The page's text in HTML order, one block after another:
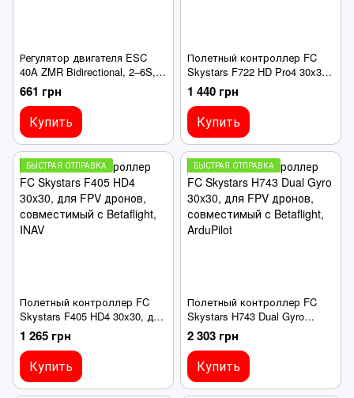
Регулятор двигателя ESC
40A ZMR Bidirectional, 2–6S,
SBEC 4A, с реверсом, для
водных и наземных дронов
661 грн
Купить
Полетный контроллер FC
Skystars F722 HD Pro4 30x30,
для FPV дронов,
совместимый с Betaflight,
INAV
1 440 грн
Купить
БЫСТРАЯ ОТПРАВКА
Полетный контроллер FC
Skystars F405 HD4 30x30, для
FPV дронов, совместимый с
Betaflight, INAV
1 265 грн
Купить
БЫСТРАЯ ОТПРАВКА
Полетный контроллер FC
Skystars H743 Dual Gyro
30x30, для FPV дронов,
совместимый с Betaflight,
ArduPilot
2 303 грн
Купить